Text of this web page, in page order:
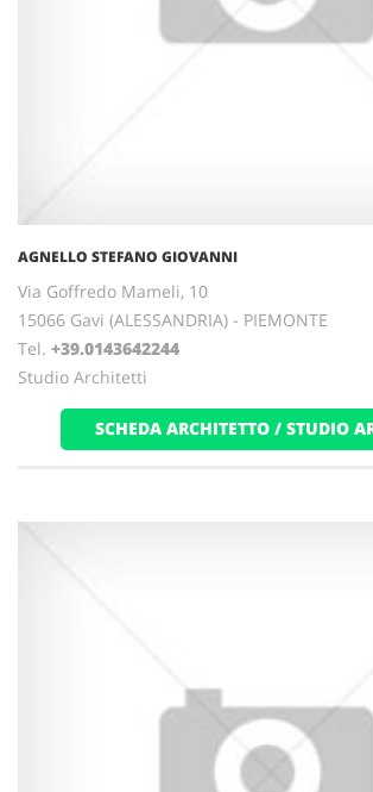
AGNELLO STEFANO GIOVANNI
Via Goffredo Mameli, 10
15066 Gavi (ALESSANDRIA) - PIEMONTE
Tel. +39.0143642244
Studio Architetti
SCHEDA ARCHITETTO / STUDIO